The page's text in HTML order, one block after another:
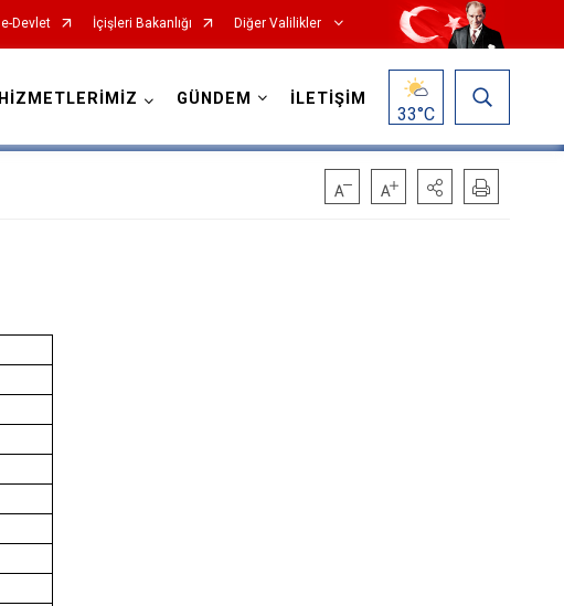
e-Devlet İçişleri Bakanlığı Diğer Valilikler
HİZMETLERİMİZ GÜNDEM İLETİŞİM
33°C